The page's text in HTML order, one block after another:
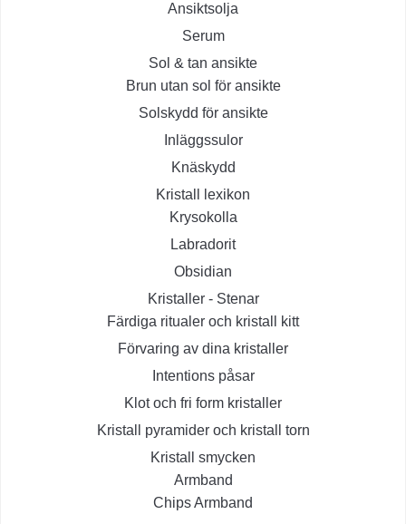
Ansiktsolja
Serum
Sol & tan ansikte
Brun utan sol för ansikte
Solskydd för ansikte
Inläggssulor
Knäskydd
Kristall lexikon
Krysokolla
Labradorit
Obsidian
Kristaller - Stenar
Färdiga ritualer och kristall kitt
Förvaring av dina kristaller
Intentions påsar
Klot och fri form kristaller
Kristall pyramider och kristall torn
Kristall smycken
Armband
Chips Armband